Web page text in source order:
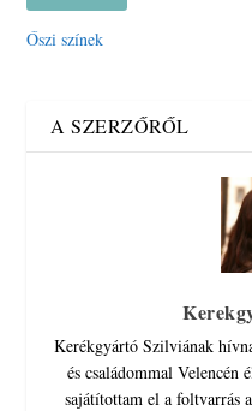
Őszi színek
A SZERZŐRŐL
Kerékgyártó Szilviának
és családommal Velencén
sajátítottam el a foltvarrás